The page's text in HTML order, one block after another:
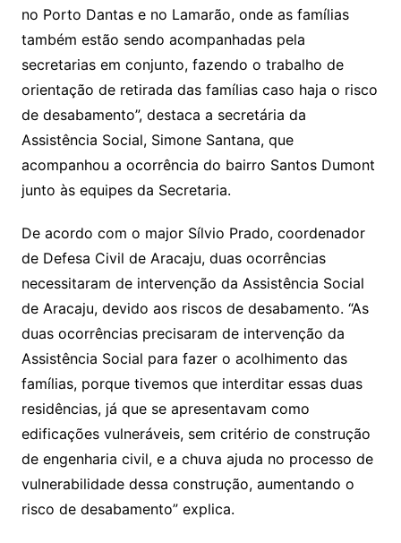
no Porto Dantas e no Lamarão, onde as famílias
também estão sendo acompanhadas pela
secretarias em conjunto, fazendo o trabalho de
orientação de retirada das famílias caso haja o risco
de desabamento”, destaca a secretária da
Assistência Social, Simone Santana, que
acompanhou a ocorrência do bairro Santos Dumont
junto às equipes da Secretaria.
De acordo com o major Sílvio Prado, coordenador
de Defesa Civil de Aracaju, duas ocorrências
necessitaram de intervenção da Assistência Social
de Aracaju, devido aos riscos de desabamento. “As
duas ocorrências precisaram de intervenção da
Assistência Social para fazer o acolhimento das
famílias, porque tivemos que interditar essas duas
residências, já que se apresentavam como
edificações vulneráveis, sem critério de construção
de engenharia civil, e a chuva ajuda no processo de
vulnerabilidade dessa construção, aumentando o
risco de desabamento” explica.